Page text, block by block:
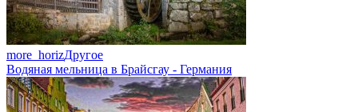
more_horizДругое
Водяная мельница в Брайсгау - Германия